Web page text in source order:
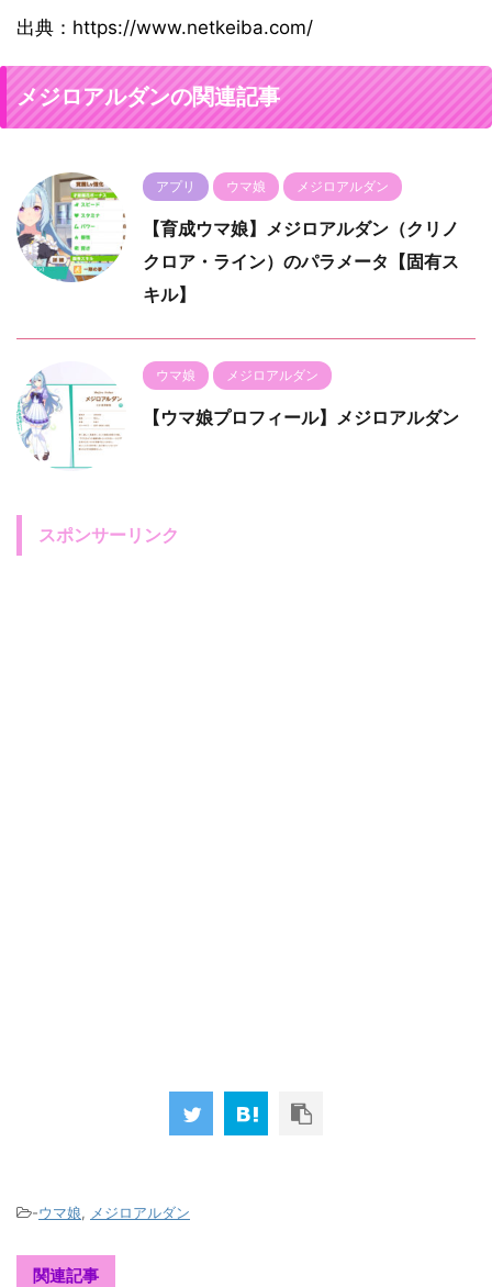
出典：https://www.netkeiba.com/
メジロアルダンの関連記事
アプリ ウマ娘 メジロアルダン
【育成ウマ娘】メジロアルダン（クリノ
クロア・ライン）のパラメータ【固有ス
キル】
ウマ娘 メジロアルダン
【ウマ娘プロフィール】メジロアルダン
スポンサーリンク
-ウマ娘, メジロアルダン
関連記事